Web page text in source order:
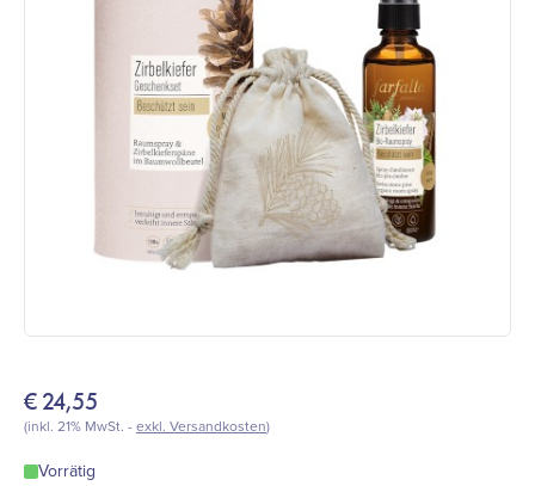
€24,55
(inkl. 21% MwSt. -exkl. Versandkosten)
Vorrätig